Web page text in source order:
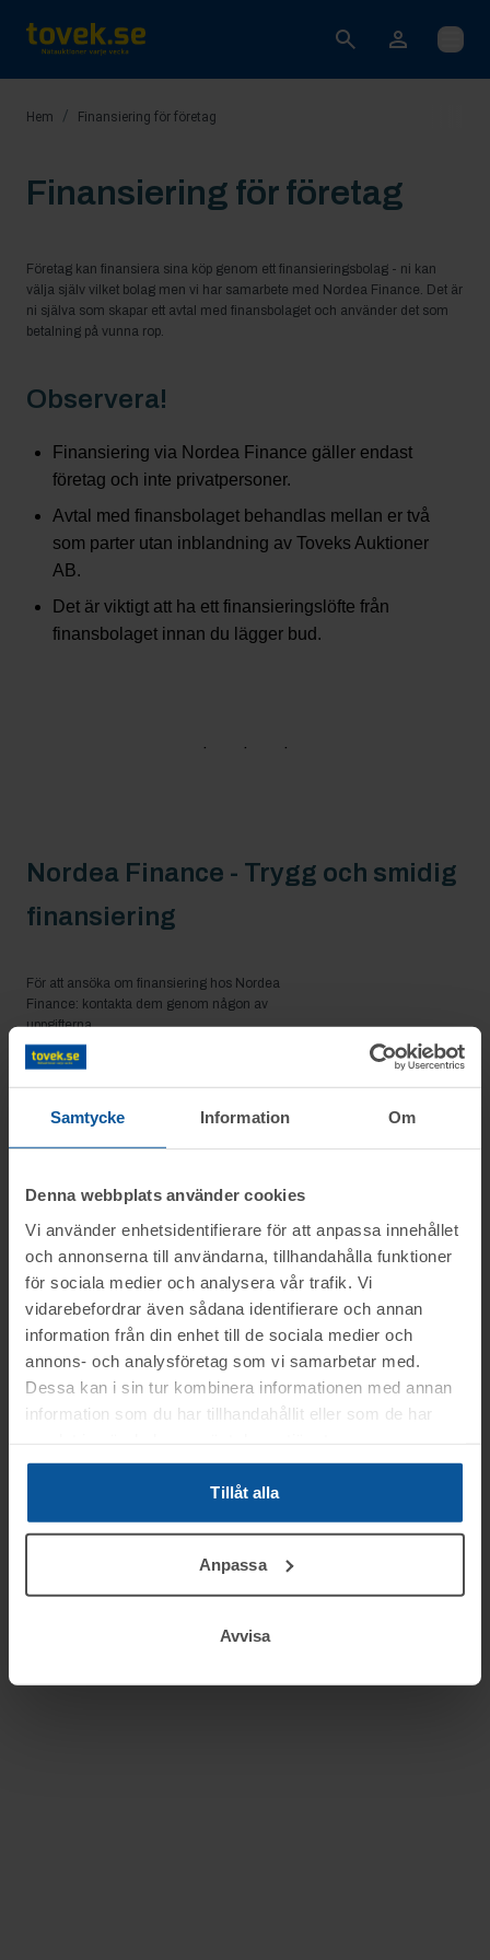
Samtycke Information Om
Denna webbplats använder cookies
Vi använder enhetsidentifierare för att anpassa innehållet
och annonserna till användarna, tillhandahålla funktioner
för sociala medier och analysera vår trafik. Vi
vidarebefordrar även sådana identifierare och annan
information från din enhet till de sociala medier och
annons- och analysföretag som vi samarbetar med.
Dessa kan i sin tur kombinera informationen med annan
information som du har tillhandahållit eller som de har
Tillåt alla
Anpassa
Avvisa
Öppna
Hem / Finansiering för företag
Finansiering för företag
Företag kan finansiera sina köp genom ett finansieringsbolag - ni kan
välja själv vilket bolag men vi har samarbete med Nordea Finance. Det är
ni själva som skapar ett avtal med finansbolaget och använder det som
betalning på vunna rop.
Observera!
Finansiering via Nordea Finance gäller endast
företag och inte privatpersoner.
Avtal med finansbolaget behandlas mellan er två
som parter utan inblandning av Toveks Auktioner
AB.
Det är viktigt att ha ett finansieringslöfte från
finansbolaget innan du lägger bud.
Nordea Finance - Trygg och smidig
finansiering
För att ansöka om finansiering hos Nordea
Finance: kontakta dem genom någon av
uppgifterna.
Ring på telefon
kontaktsida